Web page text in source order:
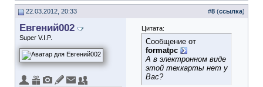
22.03.2012, 20:33 #8 (ссылка)
Евгений002
Super V.I.P.
Цитата:
Сообщение от
formatpc
А в электронном виде
этой техкарты нет у
Вас?